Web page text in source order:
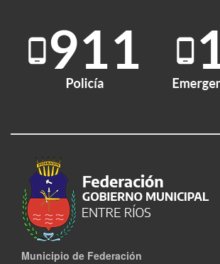
Municipio de Federación